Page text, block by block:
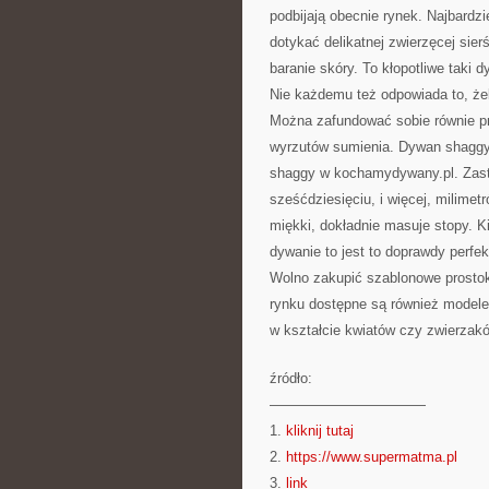
podbijają obecnie rynek.
dotykać delikatnej zwierzęcej
baranie skóry. To kłopotliwe taki
Nie każdemu też odpowiada to,
Można zafundować sobie równie
wyrzutów sumienia. Dywan
shaggy w kochamydywany.pl.
sześćdziesięciu, i więcej,
miękki, dokładnie masuje stopy.
dywanie to jest to doprawdy
Wolno zakupić szablonowe
rynku dostępne są również
w kształcie kwiatów czy
źródło:
———————————
1. kliknij tutaj
2. https://www.supermatma.pl
3. link